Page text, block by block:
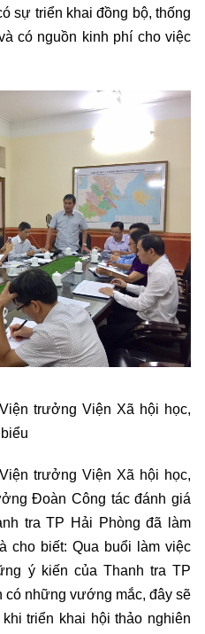
sự triển khai đồng bộ, thống
có nguồn kinh phí cho việc
trưởng Viện Xã hội học,
trưởng Viện Xã hội học,
Đoàn Công tác đánh giá
tra TP Hải Phòng đã làm
cho biết: Qua buổi làm việc
ý kiến của Thanh tra TP
có những vướng mắc, đây sẽ
triển khai hội thảo nghiên